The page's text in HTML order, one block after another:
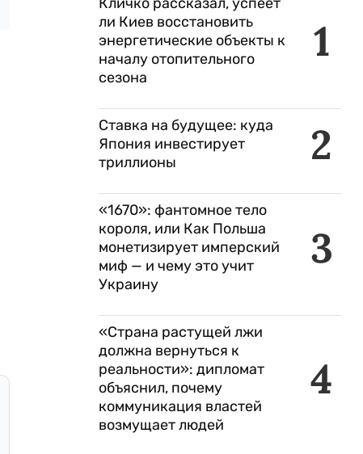
1
ли Киев восстановить
энергетические объекты к
началу отопительного
сезона
2
Ставка на будущее: куда
Япония инвестирует
триллионы
3
«1670»: фантомное тело
короля, или Как Польша
монетизирует имперский
миф — и чему это учит
Украину
4
«Страна растущей лжи
должна вернуться к
реальности»: дипломат
объяснил, почему
коммуникация властей
возмущает людей